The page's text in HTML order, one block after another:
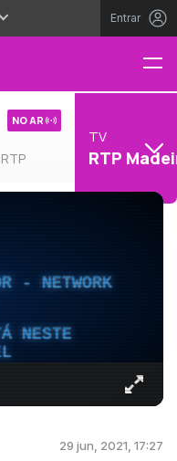
Entrar
NO AR
TV
RTP
- NETWORK
NESTE
29 jun, 2021, 17:27